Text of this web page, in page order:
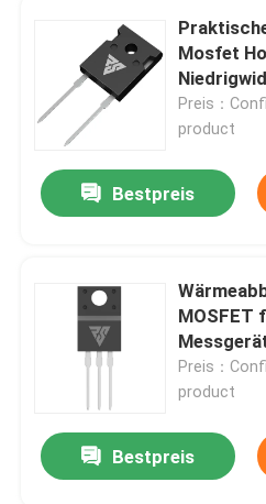
Zu Hause
Mosfet
Preis：
product
Bestpreis
MOSFET
Preis：
product
Bestpreis